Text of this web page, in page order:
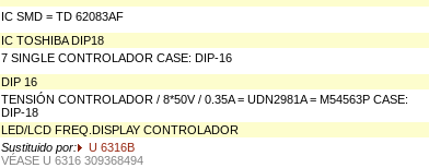
IC SMD = TD 62083AF
IC TOSHIBA DIP18
7 SINGLE CONTROLADOR CASE: DIP-16
DIP 16
TENSIÓN CONTROLADOR / 8*50V / 0.35A = UDN2981A = M54563P CASE:
DIP-18
LED/LCD FREQ.DISPLAY CONTROLADOR
Sustituido por:
U 6316B
VÉASE U 6316 309368494